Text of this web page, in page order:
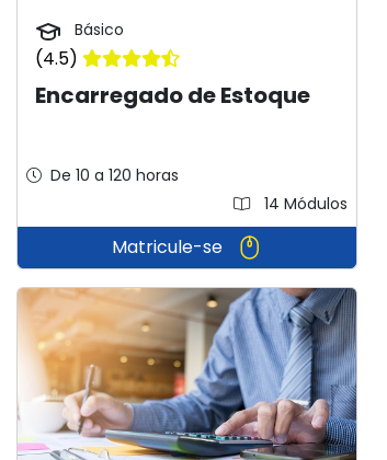
Básico
(4.5)
Encarregado de Estoque
De 10 a 120 horas
14 Módulos
Matricule-se